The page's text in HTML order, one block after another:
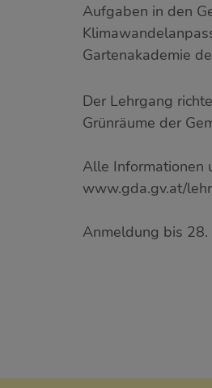
Aufgaben in den
Gartenakademie
Der Lehrgang
Grünräume der
Alle Informationen
www.gda.gv.at/
Anmeldung bis